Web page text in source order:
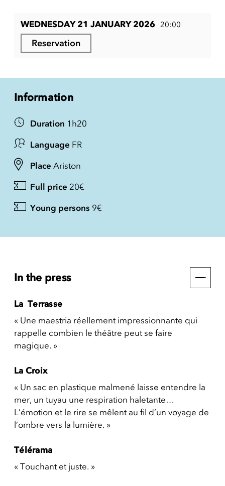
WEDNESDAY 21 JANUARY 2026 20:00
Reservation
Information
Duration 1h20
Language FR
Place Ariston
Full price 20€
Young persons 9€
In the press
La Terrasse
« Une maestria réellement impressionnante qui
rappelle combien le théâtre peut se faire
magique. »
La Croix
« Un sac en plastique malmené laisse entendre la
mer, un tuyau une respiration haletante…
L’émotion et le rire se mêlent au fil d’un voyage de
l’ombre vers la lumière. »
Télérama
« Touchant et juste. »